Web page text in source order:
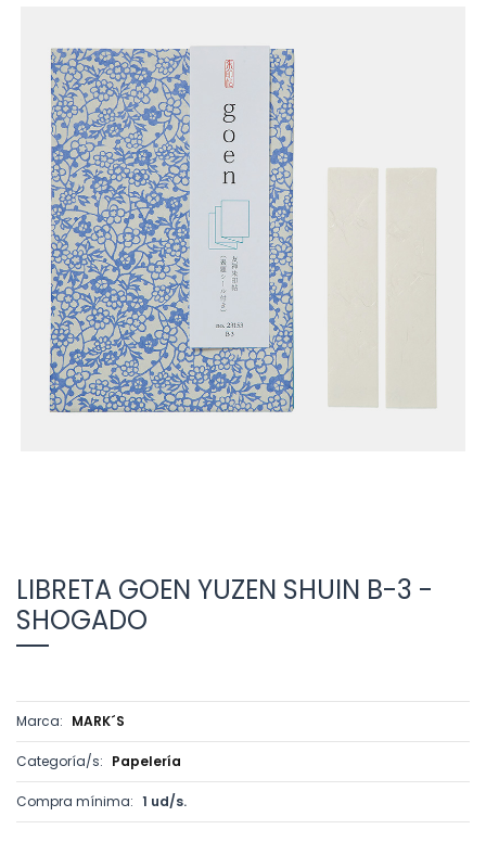
LIBRETA GOEN YUZEN SHUIN B-3 -
SHOGADO
Marca: MARK´S
Categoría/s: Papelería
Compra mínima: 1 ud/s.